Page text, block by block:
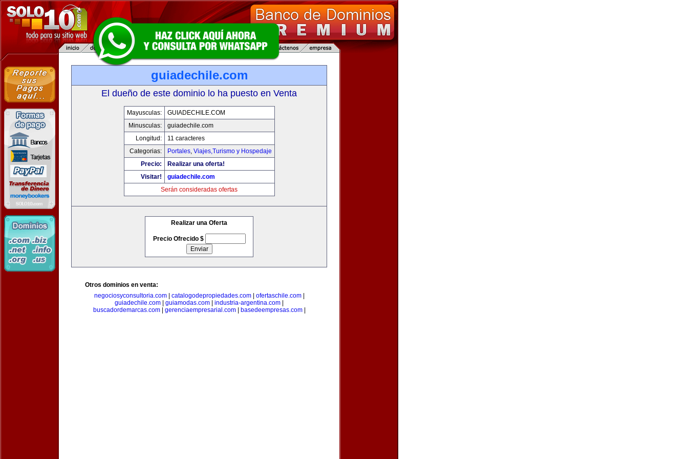
guiadechile.com
El dueño de este dominio lo ha puesto en Venta
Mayusculas:
GUIADECHILE.COM
Minusculas:
guiadechile.com
Longitud:
11 caracteres
Categorias:
Portales, Viajes,Turismo y Hospedaje
Precio:
Realizar una oferta!
Visitar!
guiadechile.com
Serán consideradas ofertas
Realizar una Oferta
Precio Ofrecido $
Otros dominios en venta:
negociosyconsultoria.com| catalogodepropiedades.com| ofertaschile.com|
guiadechile.com
guiamodas.com industria-argentina.com
buscadordemarcas.com| gerenciaempresarial.com| basedeempresas.com|